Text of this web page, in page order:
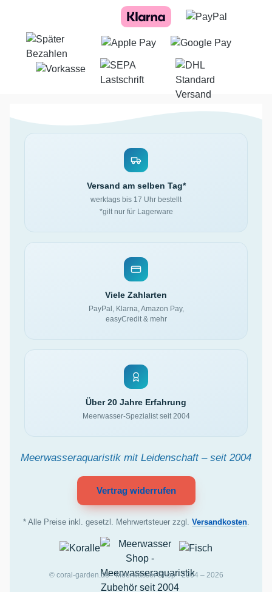
Versand am selben Tag*
werktags bis 17 Uhr bestellt
*gilt nur für Lagerware
Viele Zahlarten
PayPal, Klarna, Amazon Pay,
easyCredit & mehr
Über 20 Jahre Erfahrung
Meerwasser-Spezialist seit 2004
Meerwasseraquaristik mit Leidenschaft – seit 2004
Vertrag widerrufen
* Alle Preise inkl. gesetzl. Mehrwertsteuer zzgl. Versandkosten.
© coral-garden.de · Meerwasser Shop · 2004 – 2026